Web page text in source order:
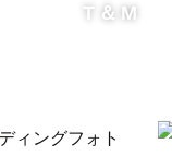
ち合わせでは、
T＆M